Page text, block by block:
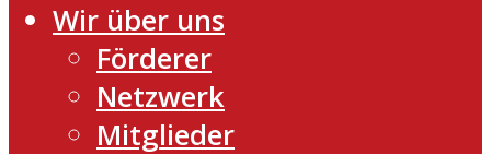
Wir über uns
Förderer
Netzwerk
Mitglieder